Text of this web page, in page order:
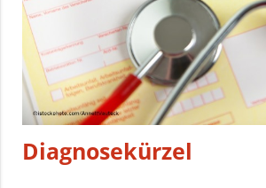
Diagnosekürzel